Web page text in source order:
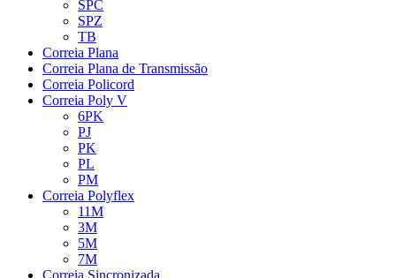
SPC
SPZ
TB
Correia Plana
Correia Plana de Transmissão
Correia Policord
Correia Poly V
6PK
PJ
PK
PL
PM
Correia Polyflex
11M
3M
5M
7M
Correia Sincronizada